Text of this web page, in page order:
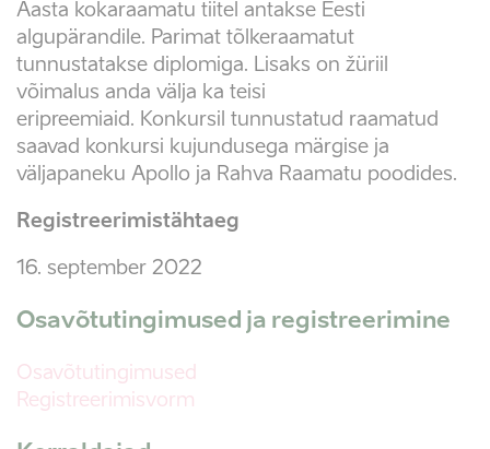
Aasta kokaraamatu tiitel antakse Eesti
algupärandile. Parimat tõlkeraamatut
tunnustatakse diplomiga. Lisaks on žüriil
võimalus anda välja ka teisi
eripreemiaid. Konkursil tunnustatud raamatud
saavad konkursi kujundusega märgise ja
väljapaneku Apollo ja Rahva Raamatu poodides.
Registreerimistähtaeg
16. september 2022
Osavõtutingimused ja registreerimine
Osavõtutingimused
Registreerimisvorm